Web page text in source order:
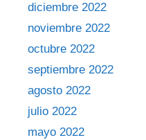
diciembre 2022
noviembre 2022
octubre 2022
septiembre 2022
agosto 2022
julio 2022
mayo 2022